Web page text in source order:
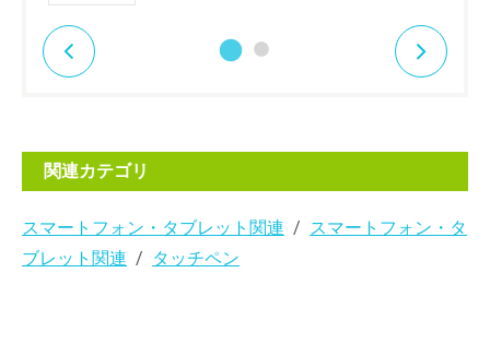
関連カテゴリ
スマートフォン・タブレット関連
スマートフォン・タ
ブレット関連
タッチペン